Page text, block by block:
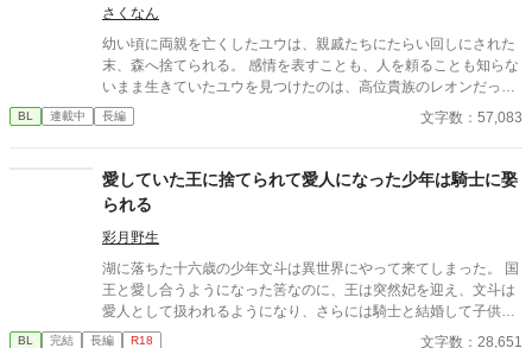
さくなん
幼い頃に両親を亡くしたユウは、親戚たちにたらい回しにされた
末、森へ捨てられる。 感情を表すことも、人を頼ることも知らな
いまま生きていたユウを見つけたのは、高位貴族のレオンだっ
た。 周囲の反対を押し切り、自ら世話をすることを決めたレオ
ン。 最初は誰も信じられなかったユウも、乳母のエリシアや屋敷
いと思うこと。 誰かに話を聞いてほしいと思うこと。 一つずつ感
情を覚え、世界を広げていくユウ。 友人もでき、知ることも増え
ていく中で、それでも変わらないものがあった。 それは、どんな
時でも帰りたくなる場所。 そして、一番好きな人。 これは何も持
たなかった少年が、自分の居場所と大切な人を見つけるまでの物
語。
BL 連載中 長編 文字数：57,083
愛していた王に捨てられて愛人になった少年は騎士に娶
られる
彩月野生
湖に落ちた十六歳の少年文斗は異世界にやって来てしまった。 国
王と愛し合うようになった筈なのに、王は突然妃を迎え、文斗は
愛人として扱われるようになり、さらには騎士と結婚して子供を
産めと強要されてしまう。 王を愛する気持ちを捨てられないま
BL 完結 長編 R18 文字数：28,651